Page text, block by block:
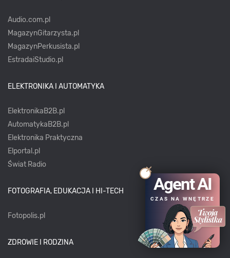
Audio.com.pl
MagazynGitarzysta.pl
MagazynPerkusista.pl
EstradaiStudio.pl
ELEKTRONIKA I AUTOMATYKA
ElektronikaB2B.pl
AutomatykaB2B.pl
Elektronika Praktyczna
Elportal.pl
Świat Radio
FOTOGRAFIA, EDUKACJA I HI-TECH
Fotopolis.pl
ZDROWIE I RODZINA
Agent AI
CZAS NA WNĘTRZE